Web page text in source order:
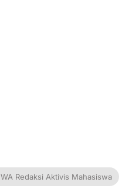
WA Redaksi Aktivis Mahasiswa